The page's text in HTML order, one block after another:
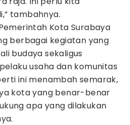
tambahnya.
Kota Surabaya
berbagai kegiatan yang
budaya sekaligus
usaha dan komunitas
ini menambah semarak,
kota yang benar-benar
apa yang dilakukan